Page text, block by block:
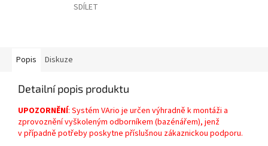
SDÍLET
Popis Diskuze
Detailní popis produktu
UPOZORNĚNÍ: Systém VArio je určen výhradně k montáži a
zprovoznění vyškoleným odborníkem (bazénářem), jenž
v případně potřeby poskytne příslušnou zákaznickou podporu.